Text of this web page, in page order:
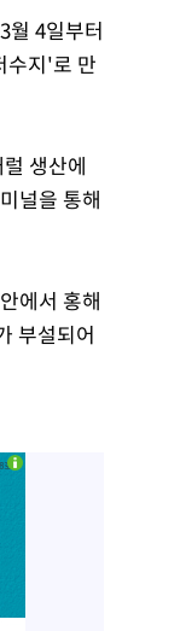
월 4일부터
수지'로 만
생산에
널을 통해
에서 홍해
부설되어